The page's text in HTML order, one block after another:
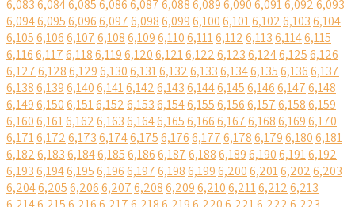
6,0836,0846,0856,0866,0876,0886,0896,0906,0916,0926,093
6,0946,0956,0966,0976,0986,0996,1006,1016,1026,1036,104
6,1056,1066,1076,1086,1096,1106,1116,1126,1136,1146,115
6,1166,1176,1186,1196,1206,1216,1226,1236,1246,1256,126
6,1276,1286,1296,1306,1316,1326,1336,1346,1356,1366,137
6,1386,1396,1406,1416,1426,1436,1446,1456,1466,1476,148
6,1496,1506,1516,1526,1536,1546,1556,1566,1576,1586,159
6,1606,1616,1626,1636,1646,1656,1666,1676,1686,1696,170
6,1716,1726,1736,1746,1756,1766,1776,1786,1796,1806,181
6,1826,1836,1846,1856,1866,1876,1886,1896,1906,1916,192
6,1936,1946,1956,1966,1976,1986,1996,2006,2016,2026,203
6,2046,2056,2066,2076,2086,2096,2106,2116,2126,213